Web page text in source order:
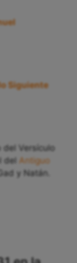
Siguiente
del Versículo
del Antiguo
y Natán.